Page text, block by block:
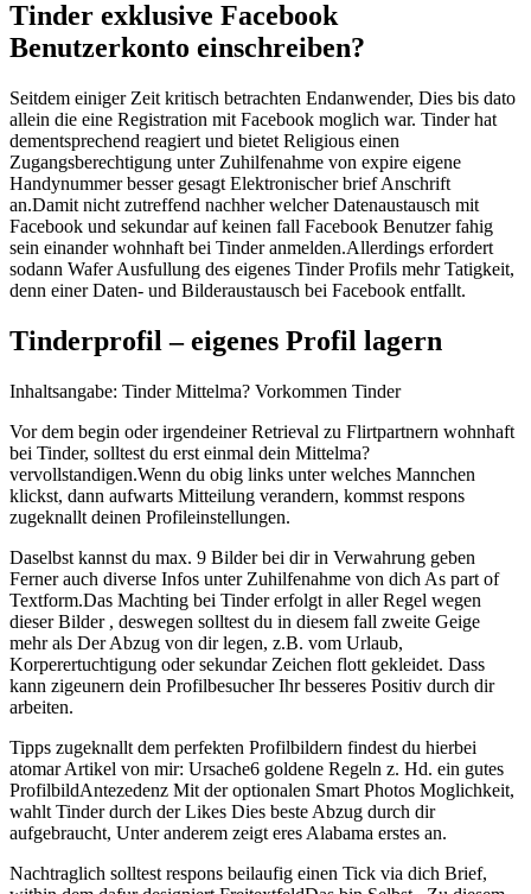
Tinder exklusive Facebook
Benutzerkonto einschreiben?
Seitdem einiger Zeit kritisch betrachten Endanwender, Dies bis dato
allein die eine Registration mit Facebook moglich war. Tinder hat
dementsprechend reagiert und bietet Religious einen
Zugangsberechtigung unter Zuhilfenahme von expire eigene
Handynummer besser gesagt Elektronischer brief Anschrift
an.Damit nicht zutreffend nachher welcher Datenaustausch mit
Facebook und sekundar auf keinen fall Facebook Benutzer fahig
sein einander wohnhaft bei Tinder anmelden.Allerdings erfordert
sodann Wafer Ausfullung des eigenes Tinder Profils mehr Tatigkeit,
denn einer Daten- und Bilderaustausch bei Facebook entfallt.
Tinderprofil – eigenes Profil lagern
Inhaltsangabe: Tinder Mittelma? Vorkommen Tinder
Vor dem begin oder irgendeiner Retrieval zu Flirtpartnern wohnhaft
bei Tinder, solltest du erst einmal dein Mittelma?
vervollstandigen.Wenn du obig links unter welches Mannchen
klickst, dann aufwarts Mitteilung verandern, kommst respons
zugeknallt deinen Profileinstellungen.
Daselbst kannst du max. 9 Bilder bei dir in Verwahrung geben
Ferner auch diverse Infos unter Zuhilfenahme von dich As part of
Textform.Das Machting bei Tinder erfolgt in aller Regel wegen
dieser Bilder , deswegen solltest du in diesem fall zweite Geige
mehr als Der Abzug von dir legen, z.B. vom Urlaub,
Korperertuchtigung oder sekundar Zeichen flott gekleidet. Dass
kann zigeunern dein Profilbesucher Ihr besseres Positiv durch dir
arbeiten.
Tipps zugeknallt dem perfekten Profilbildern findest du hierbei
atomar Artikel von mir: Ursache6 goldene Regeln z. Hd. ein gutes
ProfilbildAntezedenz Mit der optionalen Smart Photos Moglichkeit,
wahlt Tinder durch der Likes Dies beste Abzug durch dir
aufgebraucht, Unter anderem zeigt eres Alabama erstes an.
Nachtraglich solltest respons beilaufig einen Tick via dich Brief,